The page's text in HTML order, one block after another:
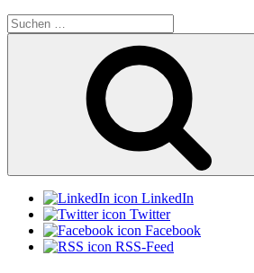
Suchen
nach:
LinkedIn
Twitter
Facebook
RSS-Feed